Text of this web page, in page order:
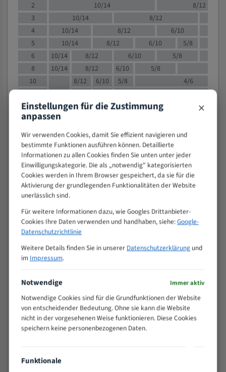
2
10/14
8/12
3
10/14 8/12
4
10/14 8/12 6/10
5
10/14 8/12 6/10
5/8
6
10/14 8/12 6/10
5/8
8
10/14 8/12 6/10 5/8
10
8/12 6/10 5/8
4/6
15
8/12 6/10
4/5
20
30
4/5
50
80
> 100
VOLLMATERIAL
M (mm)
Zoll (ZpZ))
>
25
10/14
15 - 40
8/12
25 - 50
80 - 180
3/4
130 -
350
2/3
200 -
Einstellungen für die Zustimmung
anpassen ×
Wir verwenden Cookies, damit Sie effizient navigieren und
bestimmte Funktionen ausführen können. Detaillierte
Informationen zu allen Cookies finden Sie unten unter jeder
Einwilligungskategorie. Die als „notwendig" kategorisierten
Cookies werden in Ihrem Browser gespeichert, da sie für die
Aktivierung der grundlegenden Funktionalitäten der Website
unerlässlich sind.
Für weitere Informationen dazu, wie Googles Drittanbieter-
Cookies Ihre Daten verwenden und handhaben, siehe:Google-
Datenschutzrichtlinie
Weitere Details finden Sie in unserer Datenschutzerklärungund
im Impressum.
Notwendige Immer aktiv
Notwendige Cookies sind für die Grundfunktionen der Website
von entscheidender Bedeutung. Ohne sie kann die Website
nicht in der vorgesehenen Weise funktionieren. Diese Cookies
speichern keine personenbezogenen Daten.
Funktionale